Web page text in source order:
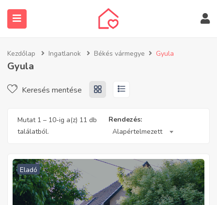
Kezdőlap Ingatlanok Békés vármegye Gyula
Gyula
Keresés mentése
Mutat 1 – 10-ig a(z) 11 db
találatból.
Rendezés:
Alapértelmezett
Eladó